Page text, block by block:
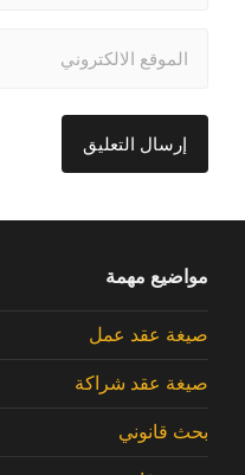
مواضيع مهمة
صيغة عقد عمل
صيغة عقد شراكة
بحث قانوني